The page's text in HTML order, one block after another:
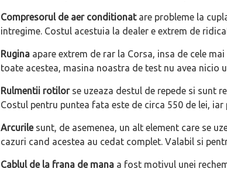
Compresorul de aer conditionatare probleme la
intregime. Costul acestuia la dealer e extrem de
Ruginaapare extrem de rar la Corsa, insa de cele
toate acestea, masina noastra de test nu avea nicio
Rulmentii rotilorse uzeaza destul de repede si sunt
Costul pentru puntea fata este de circa 550 de lei,
Arcurilesunt, de asemenea, un alt element care se
cazuri cand acestea au cedat complet. Valabil si
Cablul de la frana de manaa fost motivul unei